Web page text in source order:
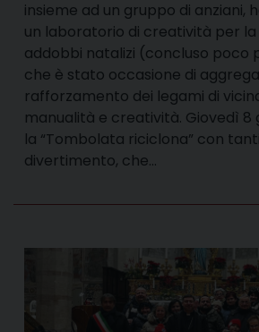
insieme ad un gruppo di anziani,
un laboratorio di creatività per
addobbi natalizi (concluso poco
che è stato occasione di
rafforzamento dei legami di
manualità e creatività. Giovedì 8
la “Tombolata riciclona” con
divertimento, che…